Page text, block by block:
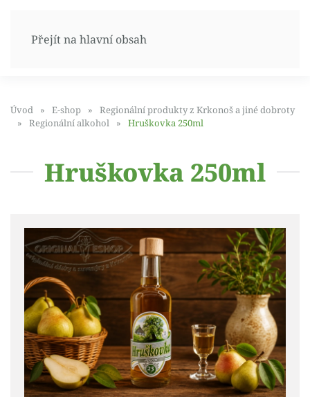
Přejít na hlavní obsah
Úvod E-shop
Regionální produkty z Krkonoš a jiné dobroty
Regionální alkohol
Hruškovka 250ml
Hruškovka 250ml